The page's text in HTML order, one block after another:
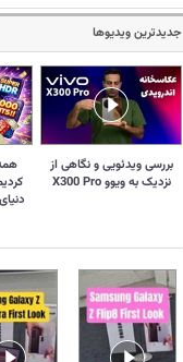
جدیدترین ویدیوها
بررسی ویدئویی و نگاهی از
نزدیک به ویوو X300 Pro